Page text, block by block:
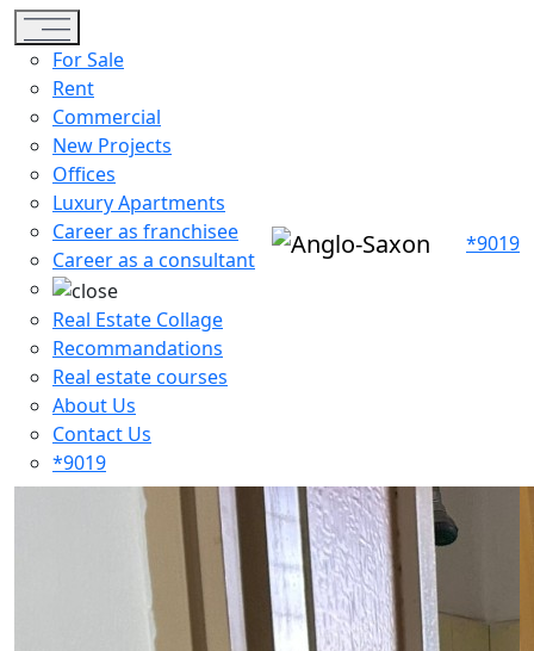
Toggle navigation
For Sale
Rent
Commercial
New Projects
Offices
Luxury Apartments
Career as franchisee
Career as a consultant
Real Estate Collage
Recommandations
Real estate courses
About Us
Contact Us
*9019
*9019